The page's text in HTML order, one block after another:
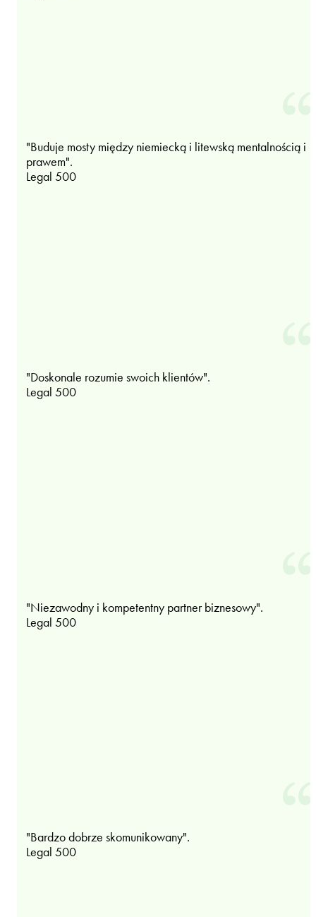
"Buduje mosty między niemiecką i litewską mentalnością i
prawem".
Legal 500
"Doskonale rozumie swoich klientów".
Legal 500
"Niezawodny i kompetentny partner biznesowy".
Legal 500
"Bardzo dobrze skomunikowany".
Legal 500